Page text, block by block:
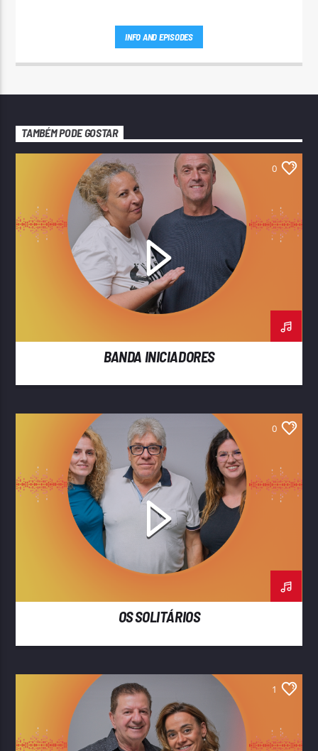
INFO AND EPISODES
TAMBÉM PODE GOSTAR
0
BANDA INICIADORES
0
OS SOLITÁRIOS
1